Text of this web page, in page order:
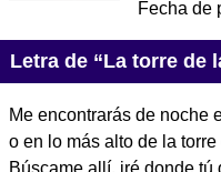
Fecha de
Letra de “La torre de
Me encontrarás de noche
o en lo más alto de la
Búscame allí, iré donde tú